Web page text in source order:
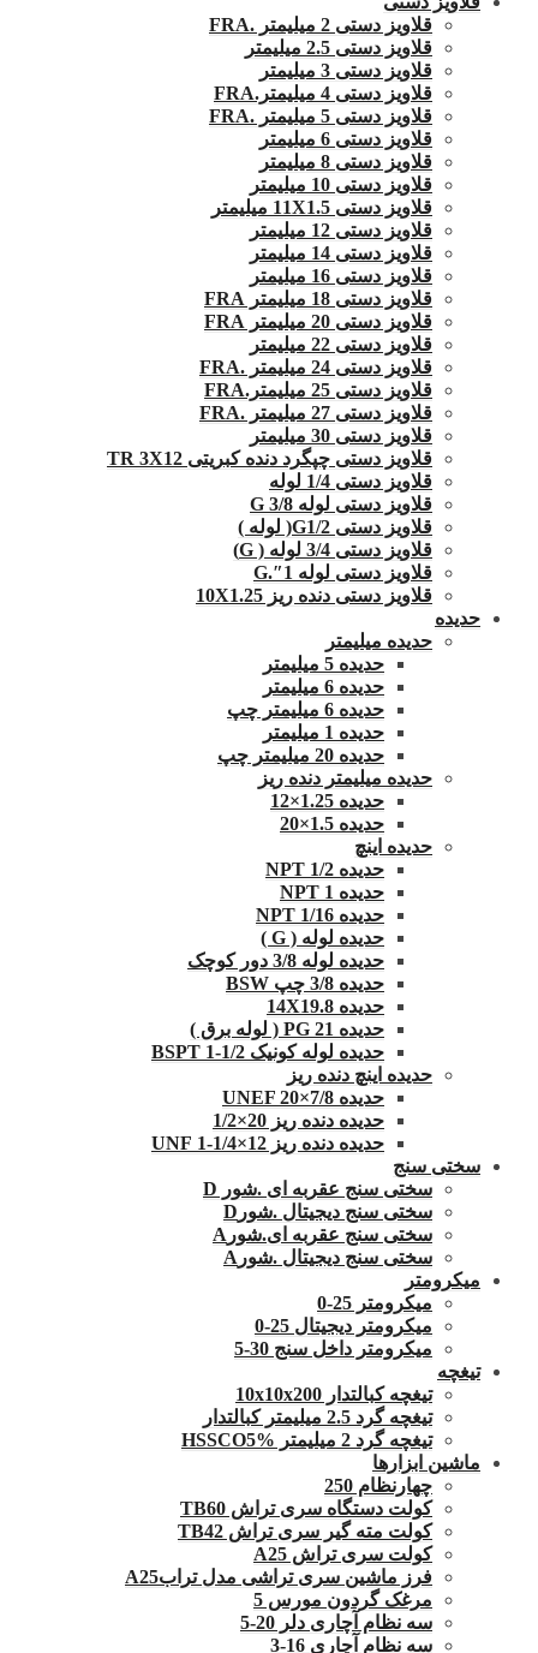
قلاویز دستی 2 میلیمتر .FRA
قلاویز دستی 2.5 میلیمتر
قلاویز دستی 3 میلیمتر
قلاویز دستی 4 میلیمتر.FRA
قلاویز دستی 5 میلیمتر .FRA
قلاویز دستی 6 میلیمتر
قلاویز دستی 8 میلیمتر
قلاویز دستی 10 میلیمتر
قلاویز دستی 11X1.5 میلیمتر
قلاویز دستی 12 میلیمتر
قلاویز دستی 14 میلیمتر
قلاویز دستی 16 میلیمتر
قلاویز دستی 18 میلیمتر FRA
قلاویز دستی 20 میلیمتر FRA
قلاویز دستی 22 میلیمتر
قلاویز دستی 24 میلیمتر .FRA
قلاویز دستی 25 میلیمتر.FRA
قلاویز دستی 27 میلیمتر .FRA
قلاویز دستی 30 میلیمتر
قلاویز دستی چپگرد دنده کبریتی TR 3X12
قلاویز دستی 1/4 لوله
قلاویز دستی لوله G 3/8
قلاویز دستی G1/2( لوله )
قلاویز دستی 3/4 لوله ( G)
قلاویز دستی لوله 1″.G
قلاویز دستی دنده ریز 10X1.25
حدیده
حدیده میلیمتر
حدیده 5 میلیمتر
حدیده 6 میلیمتر
حدیده 6 میلیمتر چپ
حدیده 1 میلیمتر
حدیده 20 میلیمتر چپ
حدیده میلیمتر دنده ریز
حدیده 1.25×12
حدیده 1.5×20
حدیده اینچ
حدیده 1/2 NPT
حدیده NPT 1
حدیده 1/16 NPT
حدیده لوله ( G )
حدیده لوله 3/8 دور کوچک
حدیده 3/8 چپ BSW
حدیده 14X19.8
حدیده 21 PG ( لوله برق )
حدیده لوله کونیک 1/2-1 BSPT
حدیده اینچ دنده ریز
حدیده UNEF 20×7/8
حدیده دنده ریز 20×1/2
حدیده دنده ریز 12×1/4-1 UNF
سختی سنج
سختی سنج عقربه ای .شور D
سختی سنج دیجیتال .شورD
سختی سنج عقربه ای.شورA
سختی سنج دیجیتال .شورA
میکرومتر
میکرومتر 25-0
میکرومتر دیجیتال 25-0
میکرومتر داخل سنج 30-5
تیغچه
تیغچه کبالتدار 10x10x200
تیغچه گرد 2.5 میلیمتر کبالتدار
تیغچه گرد 2 میلیمتر HSSCO5%
ماشین ابزارها
چهارنظام 250
کولت دستگاه سری تراش TB60
کولت مته گیر سری تراش TB42
کولت سری تراش A25
فرز ماشین سری تراشی مدل ترابA25
مرغک گردون مورس 5
سه نظام آچاری دلر 20-5
سه نظام آچاری 16-3